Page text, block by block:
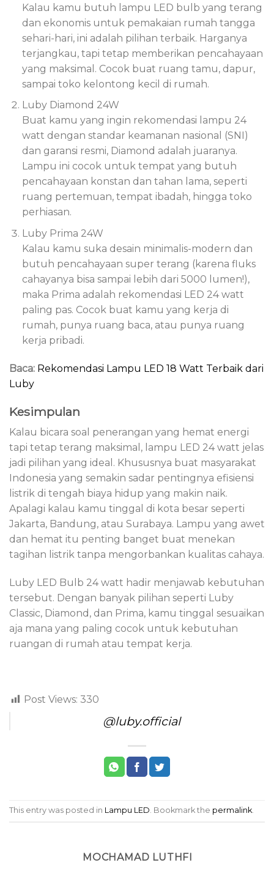
Kalau kamu butuh lampu LED bulb yang terang
dan ekonomis untuk pemakaian rumah tangga
sehari-hari, ini adalah pilihan terbaik. Harganya
terjangkau, tapi tetap memberikan pencahayaan
yang maksimal. Cocok buat ruang tamu, dapur,
sampai toko kelontong kecil di rumah.
Luby Diamond 24W
Buat kamu yang ingin rekomendasi lampu 24
watt dengan standar keamanan nasional (SNI)
dan garansi resmi, Diamond adalah juaranya.
Lampu ini cocok untuk tempat yang butuh
pencahayaan konstan dan tahan lama, seperti
ruang pertemuan, tempat ibadah, hingga toko
perhiasan.
Luby Prima 24W
Kalau kamu suka desain minimalis-modern dan
butuh pencahayaan super terang (karena fluks
cahayanya bisa sampai lebih dari 5000 lumen!),
maka Prima adalah rekomendasi LED 24 watt
paling pas. Cocok buat kamu yang kerja di
rumah, punya ruang baca, atau punya ruang
kerja pribadi.
Baca: Rekomendasi Lampu LED 18 Watt Terbaik dari
Luby
Kesimpulan
Kalau bicara soal penerangan yang hemat energi
tapi tetap terang maksimal, lampu LED 24 watt jelas
jadi pilihan yang ideal. Khususnya buat masyarakat
Indonesia yang semakin sadar pentingnya efisiensi
listrik di tengah biaya hidup yang makin naik.
Apalagi kalau kamu tinggal di kota besar seperti
Jakarta, Bandung, atau Surabaya. Lampu yang awet
dan hemat itu penting banget buat menekan
tagihan listrik tanpa mengorbankan kualitas cahaya.
Luby LED Bulb 24 watt hadir menjawab kebutuhan
tersebut. Dengan banyak pilihan seperti Luby
Classic, Diamond, dan Prima, kamu tinggal sesuaikan
aja mana yang paling cocok untuk kebutuhan
ruangan di rumah atau tempat kerja.
Post Views: 330
@luby.official
This entry was posted in Lampu LED. Bookmark the permalink.
MOCHAMAD LUTHFI